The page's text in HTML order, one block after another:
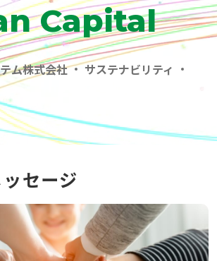
ム株式会社
サステナビリティ
Capital
セージ